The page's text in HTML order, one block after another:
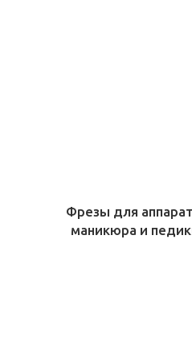
Фрезы для
маникюра и